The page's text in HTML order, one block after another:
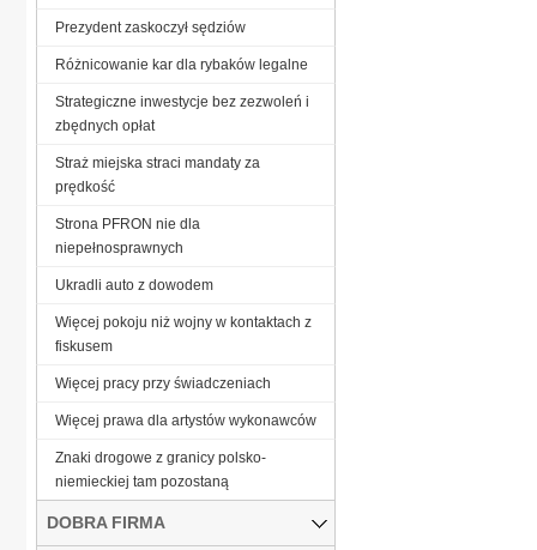
Prezydent zaskoczył sędziów
Różnicowanie kar dla rybaków legalne
Strategiczne inwestycje bez zezwoleń i
zbędnych opłat
Straż miejska straci mandaty za
prędkość
Strona PFRON nie dla
niepełnosprawnych
Ukradli auto z dowodem
Więcej pokoju niż wojny w kontaktach z
fiskusem
Więcej pracy przy świadczeniach
Więcej prawa dla artystów wykonawców
Znaki drogowe z granicy polsko-
niemieckiej tam pozostaną
DOBRA FIRMA